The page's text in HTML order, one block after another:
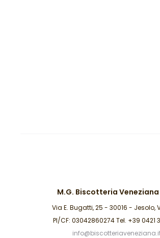
M.G. Biscotteria Veneziana
Via E. Bugatti, 25 - 30016 - Jesolo,
PI/CF: 03042860274 Tel. +39 0421